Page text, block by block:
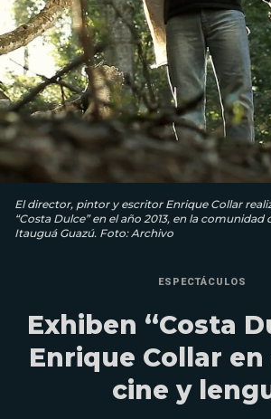
El director, pintor y escritor Enrique Collar
“Costa Dulce” en el año 2013, en la
Itauguá Guazú. Foto: Archivo
ESPECTÁCULOS
Exhiben “Costa
Enrique Collar
cine y